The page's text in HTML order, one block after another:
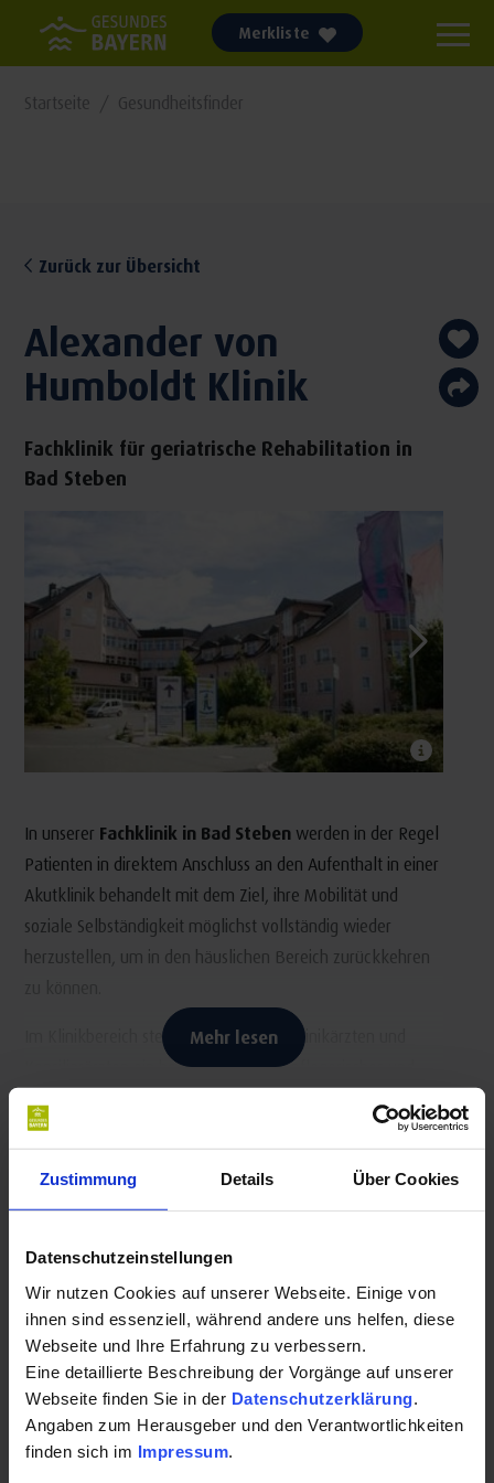
Zustimmung Details Über Cookies
Datenschutzeinstellungen
Wir nutzen Cookies auf unserer Webseite. Einige von
ihnen sind essenziell, während andere uns helfen, diese
Webseite und Ihre Erfahrung zu verbessern.
Eine detaillierte Beschreibung der Vorgänge auf unserer
Webseite finden Sie in der Datenschutzerklärung
Angaben zum Herausgeber und den Verantwortlichkeiten
finden sich im Impressum
Merkliste
Startseite Gesundheitsfinder
Zurück zur Übersicht
Alexander von
Humboldt Klinik
Fachklinik für geriatrische Rehabilitation in
Bad Steben
In unserer Fachklinik in Bad Stebenwerden in der Regel
Patienten in direktem Anschluss an den Aufenthalt in einer
Akutklinik behandelt mit dem Ziel, ihre Mobilität und
soziale Selbständigkeit möglichst vollständig wieder
herzustellen, um in den häuslichen Bereich zurückkehren
Im Klinikbereich steht neben unseren Klinikärzten und
Konsiliarärzten ein hochqualifiziertes, pflegerisches und
Ergotherapeuten, Logopäden, Sozialpädagogen und
Wir behandeln Patienten die in ihrer Mobilität oder sozialen
kann durch folgende Krankheitsbilder verursacht sein :
Schlaganfall mit Lähmungen der Gliedmaßen, des
Gesichtsnerves oder der Schluckmuskulatur,
Sprachstörungen und Orientierungsstörungen.
Zustand nach Knochenbrüchen, die ein besonderes
Trainingsprogramm erforderlich machen.
Mehr lesen
Kontakt für Ihre Kur oder Ihren Gesundheits-
Dr. Gebhardt-Steuer-Straße 24
95138 Bad Steben
Auf Karte anzeigen
Telefon:
+499288920400